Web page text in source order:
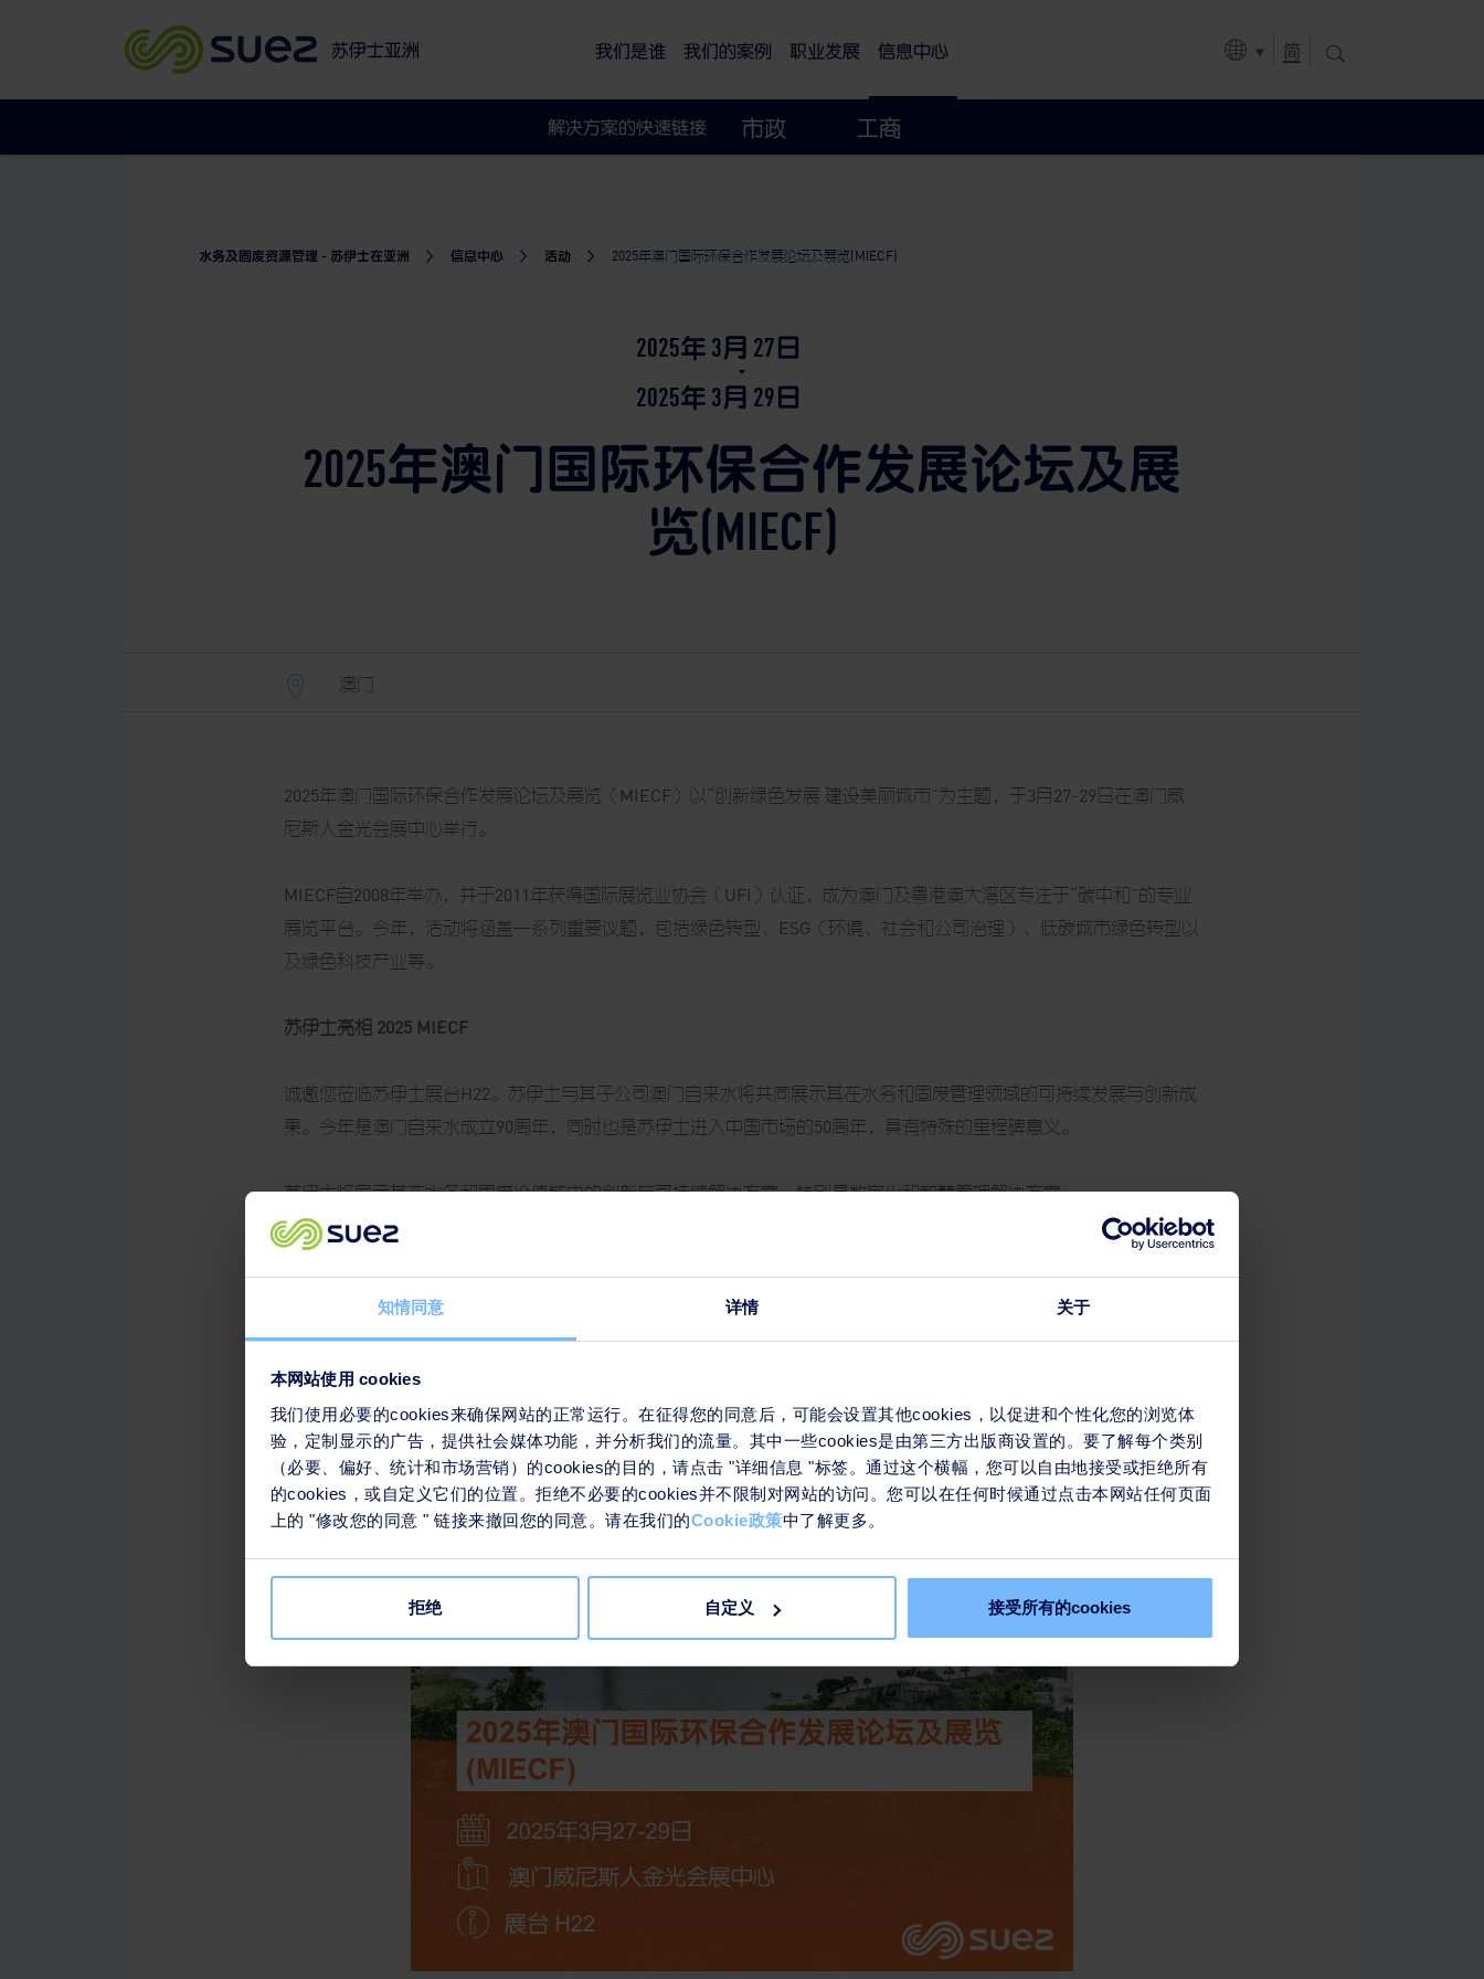
知情同意 详情 关于
本网站使用 cookies
我们使用必要的cookies来确保网站的正常运行。在征得您的同意后，可能会设置其他cookies，以促进和个性化您的浏览体
验，定制显示的广告，提供社会媒体功能，并分析我们的流量。其中一些cookies是由第三方出版商设置的。要了解每个类别
（必要、偏好、统计和市场营销）的cookies的目的，请点击 "详细信息 "标签。通过这个横幅，您可以自由地接受或拒绝所有
的cookies，或自定义它们的位置。拒绝不必要的cookies并不限制对网站的访问。您可以在任何时候通过点击本网站任何页面
上的 "修改您的同意 " 链接来撤回您的同意。请在我们的Cookie政策中了解更多。
拒绝 自定义 接受所有的cookies
苏伊士亚洲 我们是谁 我们的案例 职业发展 信息中心 简
解决方案的快速链接 市政 工商
水务及固废资源管理 - 苏伊士在亚洲 信息中心 活动 2025年澳门国际环保合作发展论坛及展览(MIECF)
2025年3月 27日
2025年3月 29日
2025年澳门国际环保合作发展论坛及展
览(MIECF)
澳门
2025年澳门国际环保合作发展论坛及展览（MIECF）以“创新绿色发展 建设美丽城市”为主题，于3月27-29日在澳门威
尼斯人金光会展中心举行。
MIECF自2008年举办，并于2011年获得国际展览业协会（UFI）认证，成为澳门及粤港澳大湾区专注于“碳中和”的专业
展览平台。今年，活动将涵盖一系列重要议题，包括绿色转型、ESG（环境、社会和公司治理）、低碳城市绿色转型以
及绿色科技产业等。
苏伊士亮相 2025 MIECF
诚邀您莅临苏伊士展台H22。苏伊士与其子公司澳门自来水将共同展示其在水务和固废管理领域的可持续发展与创新成
果。今年是澳门自来水成立90周年，同时也是苏伊士进入中国市场的50周年，具有特殊的里程碑意义。
苏伊士将展示其在水务和固废价值链中的创新与可持续解决方案，特别是数字化和智慧管理解决方案。